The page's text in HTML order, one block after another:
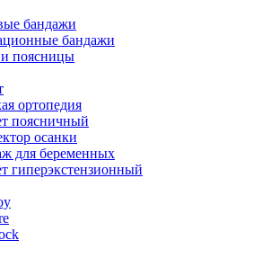
бандажи
бандажи
поясницы
ортопедия
поясничный
осанки
для беременных
гиперэкстензионный